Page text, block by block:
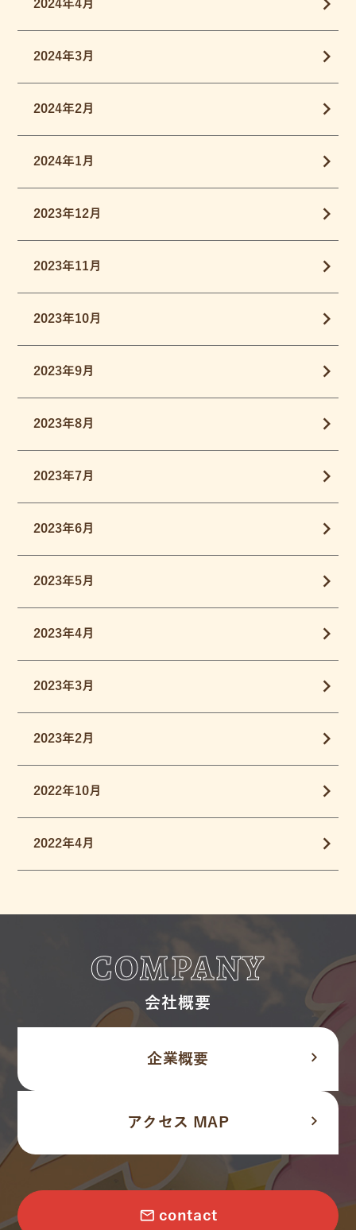
2024年4月
2024年3月
2024年2月
2024年1月
2023年12月
2023年11月
2023年10月
2023年9月
2023年8月
2023年7月
2023年6月
2023年5月
2023年4月
2023年3月
2023年2月
2022年10月
2022年4月
COMPANY
会社概要
企業概要 navigate_next
アクセス MAP navigate_next
email contact